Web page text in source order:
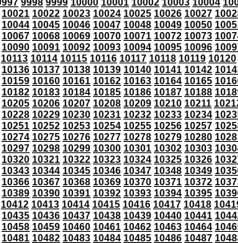
9998 9999 10000 10001 10002 10003 10004
10021 10022 10023 10024 10025 10026 10027
10044 10045 10046 10047 10048 10049 10050
10067 10068 10069 10070 10071 10072 10073
10090 10091 10092 10093 10094 10095 10096
10113 10114 10115 10116 10117 10118 10119 10120
10136 10137 10138 10139 10140 10141 10142
10159 10160 10161 10162 10163 10164 10165
10182 10183 10184 10185 10186 10187 10188
10205 10206 10207 10208 10209 10210 10211
10228 10229 10230 10231 10232 10233 10234
10251 10252 10253 10254 10255 10256 10257
10274 10275 10276 10277 10278 10279 10280
10297 10298 10299 10300 10301 10302 10303
10320 10321 10322 10323 10324 10325 10326
10343 10344 10345 10346 10347 10348 10349
10366 10367 10368 10369 10370 10371 10372
10389 10390 10391 10392 10393 10394 10395
10412 10413 10414 10415 10416 10417 10418
10435 10436 10437 10438 10439 10440 10441
10458 10459 10460 10461 10462 10463 10464
10481 10482 10483 10484 10485 10486 10487